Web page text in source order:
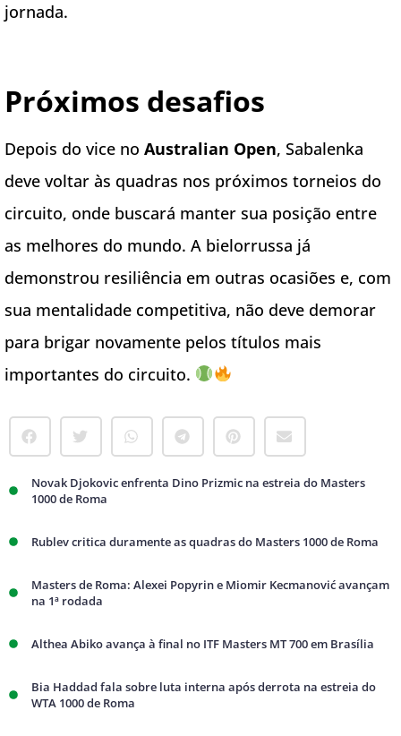
jornada.
Próximos desafios
Depois do vice no Australian Open, Sabalenka
deve voltar às quadras nos próximos torneios do
circuito, onde buscará manter sua posição entre
as melhores do mundo. A bielorrussa já
demonstrou resiliência em outras ocasiões e, com
sua mentalidade competitiva, não deve demorar
para brigar novamente pelos títulos mais
importantes do circuito.
Novak Djokovic enfrenta Dino Prizmic na estreia do Masters
1000 de Roma
Rublev critica duramente as quadras do Masters 1000 de Roma
Masters de Roma: Alexei Popyrin e Miomir Kecmanović avançam
na 1ª rodada
Althea Abiko avança à final no ITF Masters MT 700 em Brasília
Bia Haddad fala sobre luta interna após derrota na estreia do
WTA 1000 de Roma